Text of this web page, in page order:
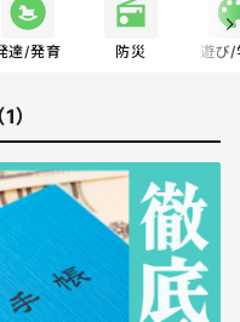
達/発育 防災 遊び/
）